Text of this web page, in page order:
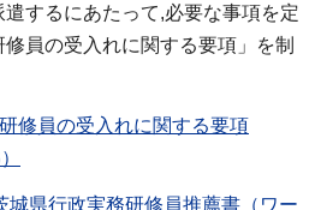
するにあたって,必要な事項を定
員の受入れに関する要項」を制
修員の受入れに関する要項
城県行政実務研修員推薦書（ワー